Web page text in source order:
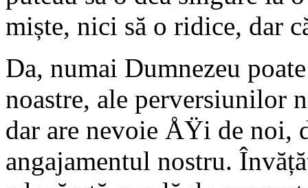
miște, nici să o ridice, dar
Da, numai Dumnezeu
noastre, ale perversiunilor
dar are nevoie ÅŸi de noi,
angajamentul nostru.